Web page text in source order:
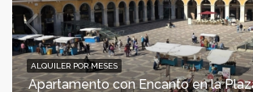
ALQUILER POR MESES